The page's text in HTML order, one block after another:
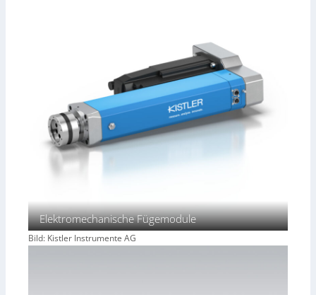
Elektromechanische Fügemodule
Bild: Kistler Instrumente AG